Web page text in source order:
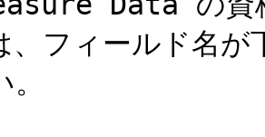
、フィールド名